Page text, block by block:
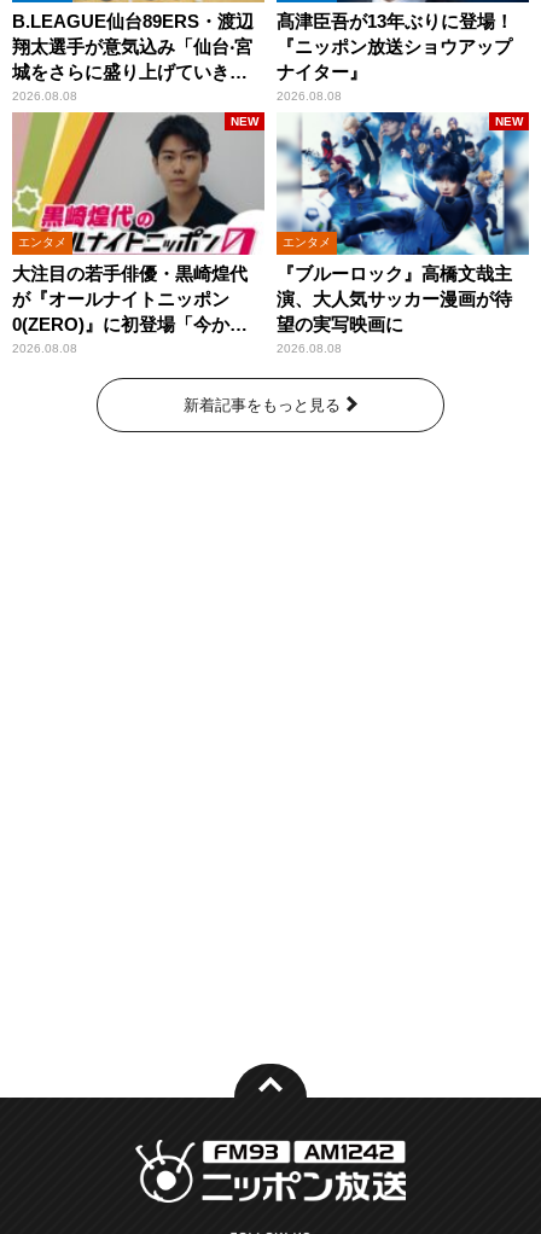
B.LEAGUE仙台89ERS・渡辺
翔太選手が意気込み「仙台‧宮
城をさらに盛り上げていきた
いです」
2026.08.08
髙津臣吾が13年ぶりに登場！
『ニッポン放送ショウアップ
ナイター』
2026.08.08
エンタメ
大注目の若手俳優・黒崎煌代
が『オールナイトニッポン
0(ZERO)』に初登場「今から
とてもワクワクしておりま
2026.08.08
NEW
エンタメ
『ブルーロック』高橋文哉主
演、大人気サッカー漫画が待
望の実写映画に
2026.08.08
NEW
新着記事をもっと見る